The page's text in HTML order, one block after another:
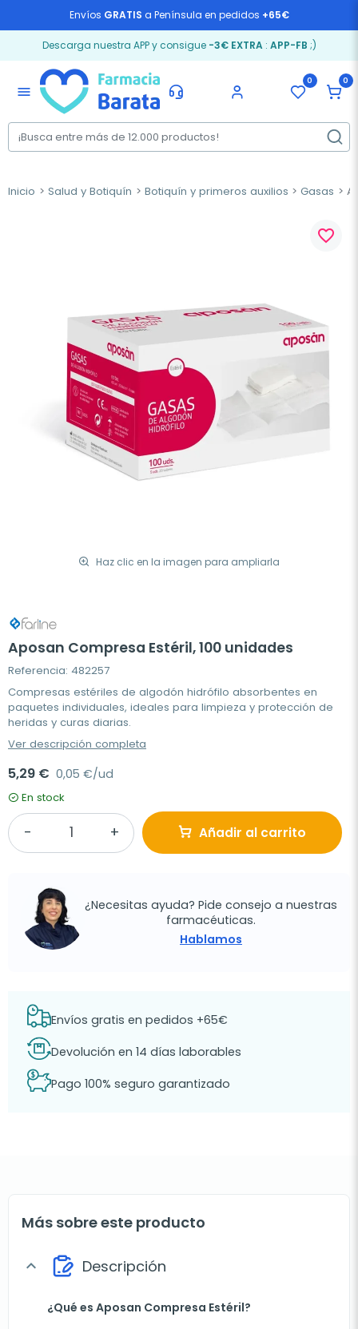
Envíos GRATIS a Península en pedidos +65€
Descarga nuestra APP y consigue -3€ EXTRA: APP-FB ;)
menu
0 0
Inicio Salud y Botiquín Botiquín y primeros auxilios Gasas
Haz clic en la imagen para ampliarla
favorite_border
Aposan Compresa Estéril, 100 unidades
Referencia: 482257
Compresas estériles de algodón hidrófilo absorbentes en
paquetes individuales, ideales para limpieza y protección de
heridas y curas diarias.
Ver descripción completa
5,29 € 0,05 €/ud
En stock
Añadir al carrito
¿Necesitas ayuda? Pide consejo a nuestras
farmacéuticas.
Hablamos
Envíos gratis en pedidos +65€
Devolución en 14 días laborables
Pago 100% seguro garantizado
Más sobre este producto
expand_more Descripción
¿Qué es Aposan Compresa Estéril?